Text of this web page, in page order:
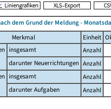
dem Grund der Meldung -
Merkmal
Einheit
insgesamt Anzahl
darunter Neuerrichtungen Anzahl
insgesamt Anzahl
darunter Aufgaben
Anzahl